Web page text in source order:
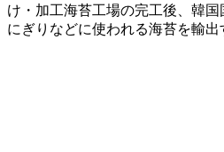
け・加工海苔工場の完工後、韓
にぎりなどに使われる海苔を輸出